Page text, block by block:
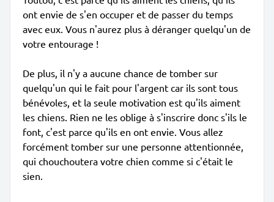
ont envie de s'en occuper et de passer du temps
avec eux. Vous n'aurez plus à déranger quelqu'un de
votre entourage !
De plus, il n'y a aucune chance de tomber sur
quelqu'un qui le fait pour l'argent car ils sont tous
bénévoles, et la seule motivation est qu'ils aiment
les chiens. Rien ne les oblige à s'inscrire donc s'ils le
font, c'est parce qu'ils en ont envie. Vous allez
forcément tomber sur une personne attentionnée,
qui chouchoutera votre chien comme si c'était le
sien.